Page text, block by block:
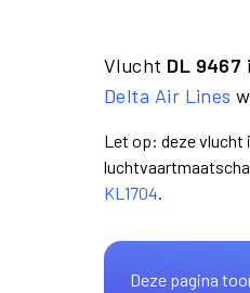
Vlucht DL 9467
Delta Air Lines
Let op: deze vlucht
KL1704.
Deze pagina